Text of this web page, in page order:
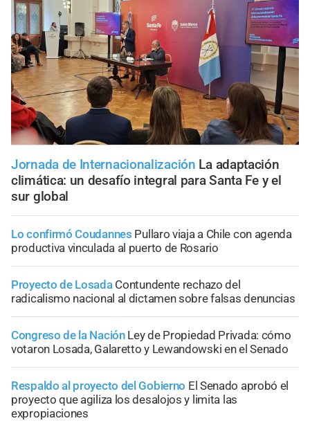
Jornada de Internacionalización La adaptación
climática: un desafío integral para Santa Fe y el
sur global
Lo confirmó Coudannes Pullaro viaja a Chile con agenda
productiva vinculada al puerto de Rosario
Proyecto de Losada Contundente rechazo del
radicalismo nacional al dictamen sobre falsas denuncias
Congreso de la Nación Ley de Propiedad Privada: cómo
votaron Losada, Galaretto y Lewandowski en el Senado
Respaldo al proyecto del Gobierno El Senado aprobó el
proyecto que agiliza los desalojos y limita las
expropiaciones